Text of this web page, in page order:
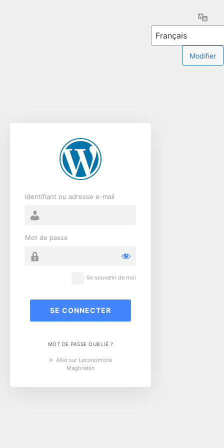
Identifiant ou adresse e-mail
Mot de passe
Se souvenir de moi
MOT DE PASSE OUBLIÉ ?
← Aller sur Leconomiste
Maghrebin